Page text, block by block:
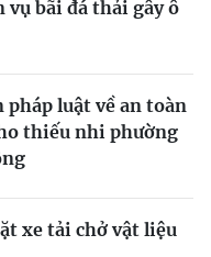
vụ bãi đá thải gây ô
pháp luật về an toàn
thiếu nhi phường
xe tải chở vật liệu